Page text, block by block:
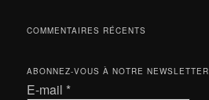
COMMENTAIRES RÉCENTS
ABONNEZ-VOUS À NOTRE NEWSLETTER
E-mail *